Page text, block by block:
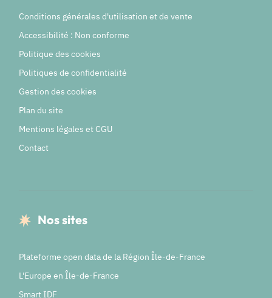
Conditions générales d'utilisation et de vente
Accessibilité : Non conforme
Politique des cookies
Politiques de confidentialité
Gestion des cookies
Plan du site
Mentions légales et CGU
Contact
Nos sites
Plateforme open data de la Région Île-de-France
L'Europe en Île-de-France
Smart IDF